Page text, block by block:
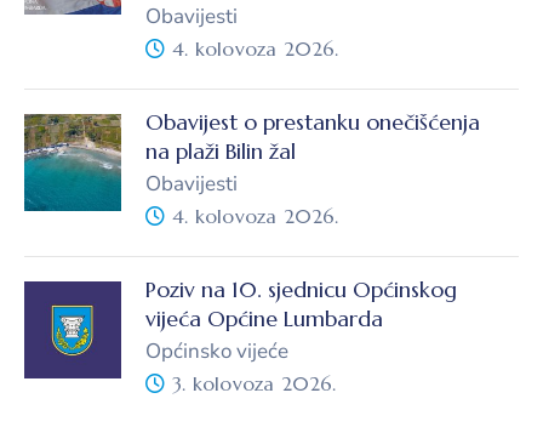
Obavijesti
4. kolovoza 2026.
Obavijest o prestanku onečišćenja
na plaži Bilin žal
Obavijesti
4. kolovoza 2026.
Poziv na 10. sjednicu Općinskog
vijeća Općine Lumbarda
Općinsko vijeće
3. kolovoza 2026.